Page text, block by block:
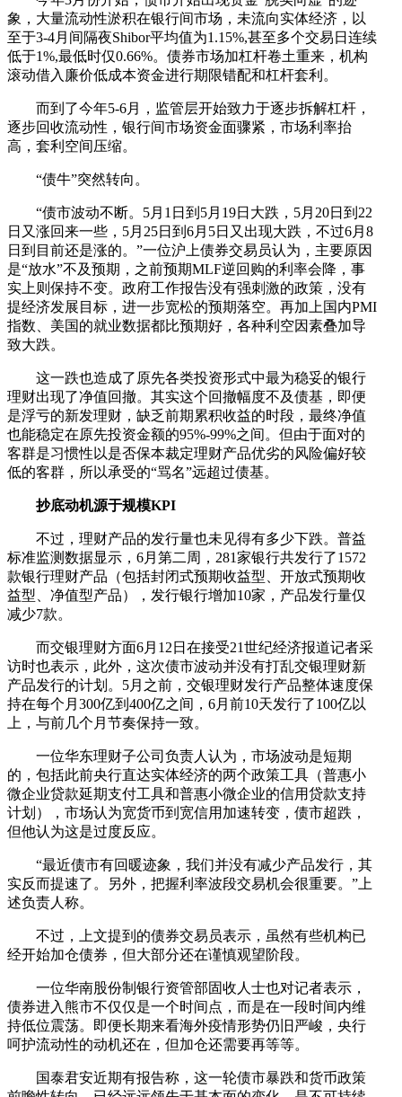
象，大量流动性淤积在银行间市场，未流向实体经济，以
至于3-4月间隔夜Shibor平均值为1.15%,甚至多个交易日连续
低于1%,最低时仅0.66%。债券市场加杠杆卷土重来，机构
滚动借入廉价低成本资金进行期限错配和杠杆套利。
而到了今年5-6月，监管层开始致力于逐步拆解杠杆，
逐步回收流动性，银行间市场资金面骤紧，市场利率抬
高，套利空间压缩。
“债牛”突然转向。
“债市波动不断。5月1日到5月19日大跌，5月20日到22
日又涨回来一些，5月25日到6月5日又出现大跌，不过6月8
日到目前还是涨的。”一位沪上债券交易员认为，主要原因
是“放水”不及预期，之前预期MLF逆回购的利率会降，事
实上则保持不变。政府工作报告没有强刺激的政策，没有
提经济发展目标，进一步宽松的预期落空。再加上国内PMI
指数、美国的就业数据都比预期好，各种利空因素叠加导
致大跌。
这一跌也造成了原先各类投资形式中最为稳妥的银行
理财出现了净值回撤。其实这个回撤幅度不及债基，即便
是浮亏的新发理财，缺乏前期累积收益的时段，最终净值
也能稳定在原先投资金额的95%-99%之间。但由于面对的
客群是习惯性以是否保本裁定理财产品优劣的风险偏好较
低的客群，所以承受的“骂名”远超过债基。
抄底动机源于规模KPI
不过，理财产品的发行量也未见得有多少下跌。普益
标准监测数据显示，6月第二周，281家银行共发行了1572
款银行理财产品（包括封闭式预期收益型、开放式预期收
益型、净值型产品），发行银行增加10家，产品发行量仅
减少7款。
而交银理财方面6月12日在接受21世纪经济报道记者采
访时也表示，此外，这次债市波动并没有打乱交银理财新
产品发行的计划。5月之前，交银理财发行产品整体速度保
持在每个月300亿到400亿之间，6月前10天发行了100亿以
上，与前几个月节奏保持一致。
一位华东理财子公司负责人认为，市场波动是短期
的，包括此前央行直达实体经济的两个政策工具（普惠小
微企业贷款延期支付工具和普惠小微企业的信用贷款支持
计划），市场认为宽货币到宽信用加速转变，债市超跌，
但他认为这是过度反应。
“最近债市有回暖迹象，我们并没有减少产品发行，其
实反而提速了。另外，把握利率波段交易机会很重要。”上
述负责人称。
不过，上文提到的债券交易员表示，虽然有些机构已
经开始加仓债券，但大部分还在谨慎观望阶段。
一位华南股份制银行资管部固收人士也对记者表示，
债券进入熊市不仅仅是一个时间点，而是在一段时间内维
持低位震荡。即便长期来看海外疫情形势仍旧严峻，央行
呵护流动性的动机还在，但加仓还需要再等等。
国泰君安近期有报告称，这一轮债市暴跌和货币政策